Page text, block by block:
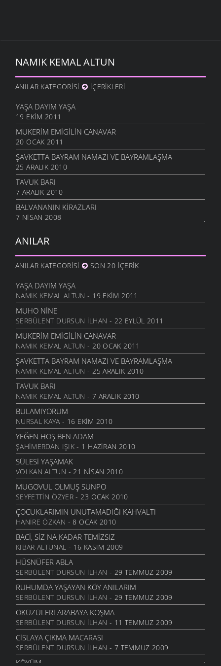
NAMIK KEMAL ALTUN
ANILAR KATEGORISI İÇERIKLERI
YAŞA DAYIM YAŞA
19 EKIM 2011
MUKERIM EMIGILIN CANAVAR
20 OCAK 2011
ŞAVKETTA BAYRAM NAMAZI VE BAYRAMLAŞMA
25 ARALIK 2010
TAVUK BARI
7 ARALIK 2010
BALVANANIN KIRAZLARI
7 NISAN 2008
ANILAR
ANILAR KATEGORISI SON 20 İÇERIK
YAŞA DAYIM YAŞA
NAMIK KEMAL ALTUN - 19 EKIM 2011
MUHO NINE
SERBÜLENT DURSUN İLHAN - 22 EYLÜL 2011
MUKERIM EMIGILIN CANAVAR
NAMIK KEMAL ALTUN - 20 OCAK 2011
ŞAVKETTA BAYRAM NAMAZI VE BAYRAMLAŞMA
NAMIK KEMAL ALTUN - 25 ARALIK 2010
TAVUK BARI
NAMIK KEMAL ALTUN - 7 ARALIK 2010
BULAMIYORUM
NURSAL KAYA- 16 EKIM 2010
YEĞEN HOŞ BEN ADAM
ŞAHIMERDAN IŞIK- 1 HAZIRAN 2010
SÜLESI YAŞAMAK
VOLKAN ALTUN - 21 NISAN 2010
MUGOVUL OLMUŞ SUNPO
SEYFETTIN ÖZYER- 23 OCAK 2010
ÇOCUKLARIMIN UNUTAMADIĞI KAHVALTI
HANIRE ÖZKAN - 8 OCAK 2010
BACI, SIZ NA KADAR TEMIZSIZ
KIBAR ALTUNAL - 16 KASIM 2009
HÜSNÜFER ABLA
SERBÜLENT DURSUN İLHAN - 29 TEMMUZ 2009
RUHUMDA YAŞAYAN KÖY ANILARIM
SERBÜLENT DURSUN İLHAN - 29 TEMMUZ 2009
ÖKÜZÜLERI ARABAYA KOŞMA
SERBÜLENT DURSUN İLHAN - 11 TEMMUZ 2009
CISLAYA ÇIKMA MACARASI
SERBÜLENT DURSUN İLHAN - 7 TEMMUZ 2009
KÖYÜM